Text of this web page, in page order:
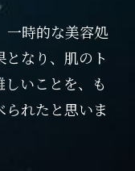
一時的な美容処
なり、 肌のト
いことを、
も
れたと思いま